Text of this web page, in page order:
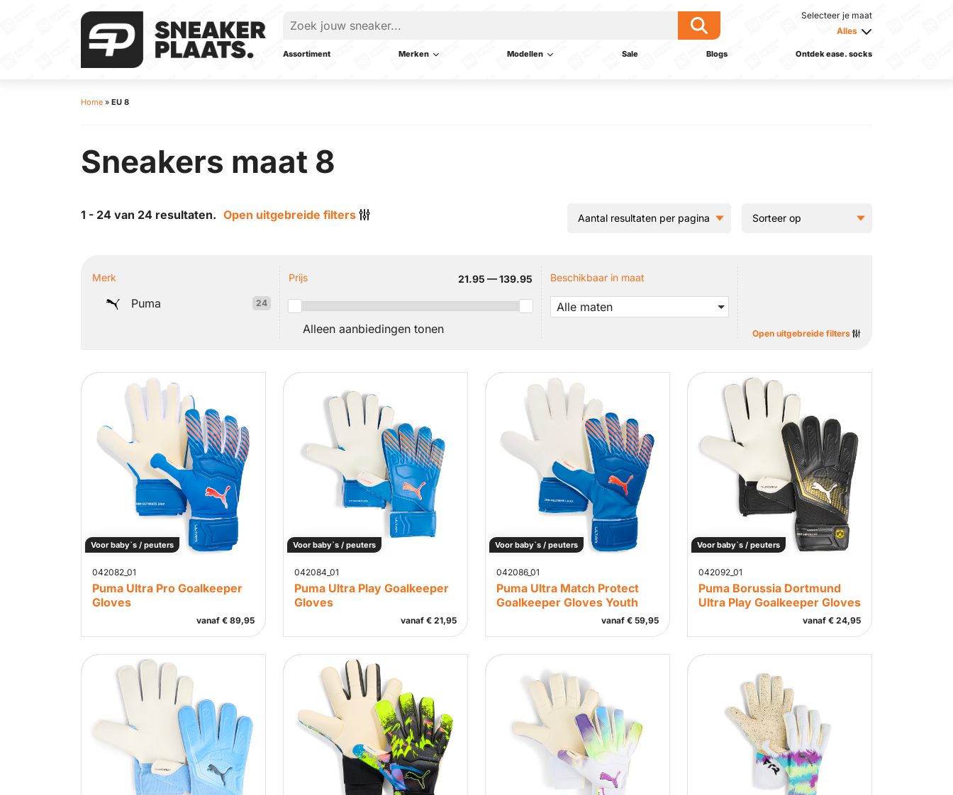
Selecteer je maat
Alles
Assortiment Merken Modellen Sale Blogs Ontdek ease. socks
Home » EU 8
Sneakers maat 8
1 - 24 van 24 resultaten. Open uitgebreide filters
Merk
Puma 24
Prijs 21.95 — 139.95
Alleen aanbiedingen tonen
Beschikbaar in maat
Alle maten
Open uitgebreide filters
Voor baby`s / peuters
042082_01
Puma Ultra Pro Goalkeeper
Gloves
vanaf € 89,95
Voor baby`s / peuters
042084_01
Puma Ultra Play Goalkeeper
Gloves
vanaf € 21,95
Voor baby`s / peuters
042086_01
Puma Ultra Match Protect
Goalkeeper Gloves Youth
vanaf € 59,95
Voor baby`s / peuters
042092_01
Puma Borussia Dortmund
Ultra Play Goalkeeper Gloves
vanaf € 24,95